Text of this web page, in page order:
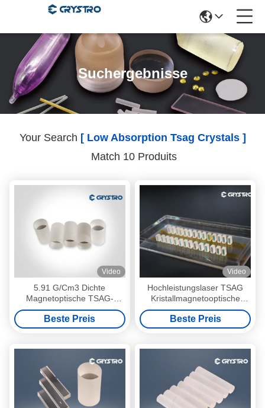
Suchergebnisse
Your Search [ Low Absorption Tsag Crystals ]
Match 10 Produits
Video
5.91 G/Cm3 Dichte
Magnetoptische TSAG-
Kristalle mit geringer
Absorption
Beste Preis
Video
Hochleistungslaser TSAG
Kristallmagnetooptische
Materialien
Beste Preis